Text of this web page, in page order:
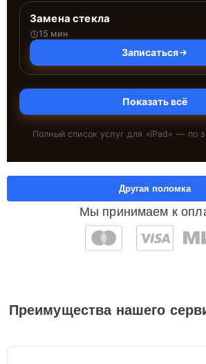
Замена стекла
15 мин
Записаться
Показать всё
Полный список услуг для «iPad» — по
Мы принимаем к
Другая поломка
Преимущества нашего